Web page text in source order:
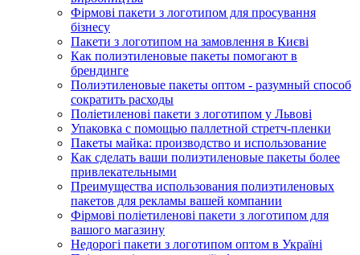
Фірмові пакети з логотипом для просування
бізнесу
Пакети з логотипом на замовлення в Києві
Как полиэтиленовые пакеты помогают в
брендинге
Полиэтиленовые пакеты оптом - разумный способ
сократить расходы
Поліетиленові пакети з логотипом у Львові
Упаковка с помощью паллетной стретч-пленки
Пакеты майка: производство и использование
Как сделать ваши полиэтиленовые пакеты более
привлекательными
Преимущества использования полиэтиленовых
пакетов для рекламы вашей компании
Фірмові поліетиленові пакети з логотипом для
вашого магазину
Недорогі пакети з логотипом оптом в Україні